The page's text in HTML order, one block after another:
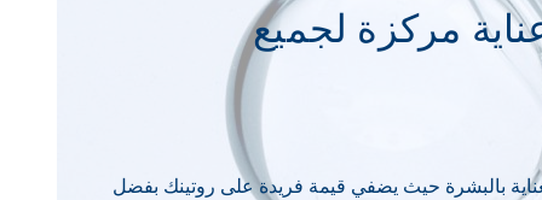
مركزة لجميع
بالبشرة حيث يضفي قيمة فريدة على روتينك بفضل